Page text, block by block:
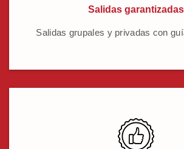
Salidas garantizadas
Salidas grupales y privadas con